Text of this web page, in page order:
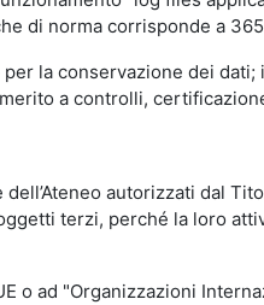
di norma corrisponde a
la conservazione dei
a controlli,
autorizzati dal
terzi, perché la loro
ad "Organizzazioni